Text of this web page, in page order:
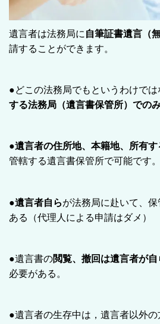
遺言者は法務局に 自筆証書遺言（
請することができます。
●どこの法務局でもというわけでは
する法務局（遺言書保管所）での
●遺言者の住所地、本籍地、所有
管轄する遺言書保管所で可能です。
●遺言者自らが法務局に赴いて、
ある（代理人による申請はダメ）
●遺言書の閲覧、撤回は遺言者が
必要がある。
●遺言者の生存中は，遺言者以外